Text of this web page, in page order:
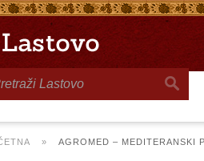
» AGROMED – MEDITERANSKI